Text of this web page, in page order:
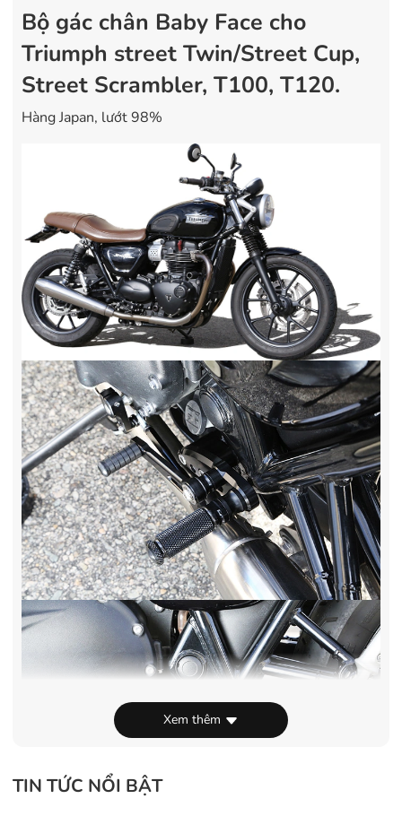
Bộ gác chân Baby Face cho
Triumph street Twin/Street Cup,
Street Scrambler, T100, T120.
Hàng Japan, lướt 98%
Xem thêm
TIN TỨC NỔI BẬT